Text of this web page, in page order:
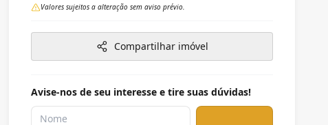
Valores sujeitos a alteração sem aviso prévio.
Compartilhar imóvel
Avise-nos de seu interesse e tire suas dúvidas!